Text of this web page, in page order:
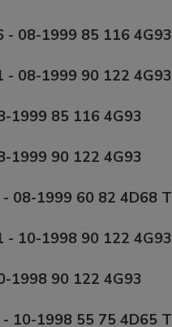
- 08-1999 85 116 4G93
- 08-1999 90 122 4G93
1999 85 116 4G93
1999 90 122 4G93
- 08-1999 60 82 4D68 T
- 10-1998 90 122 4G93
1998 90 122 4G93
- 10-1998 55 75 4D65 T